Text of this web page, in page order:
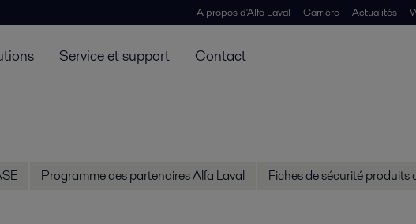
A propos d'Alfa Laval Carrière Actualités
Service et support Contact
Programme des partenaires Alfa Laval Fiches de sécurité produits